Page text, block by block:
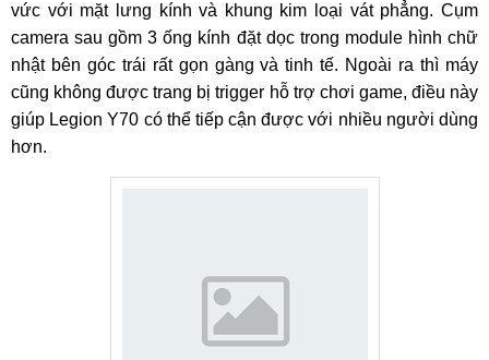
vức với mặt lưng kính và khung kim loại vát phẳng. Cụm
camera sau gồm 3 ống kính đặt dọc trong module hình chữ
nhật bên góc trái rất gọn gàng và tinh tế. Ngoài ra thì máy
cũng không được trang bị trigger hỗ trợ chơi game, điều này
giúp Legion Y70 có thể tiếp cận được với nhiều người dùng
hơn.